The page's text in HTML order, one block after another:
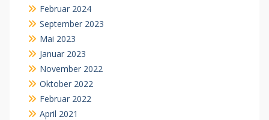
Februar 2024
September 2023
Mai 2023
Januar 2023
November 2022
Oktober 2022
Februar 2022
April 2021